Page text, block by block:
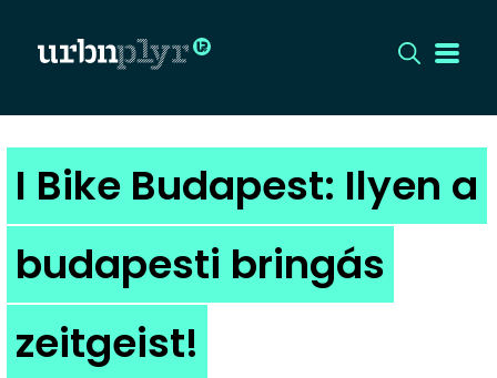
CÍMLAP
DIZÁJN
DIVAT
HIP
I Bike Budapest: Ilyen a
budapesti bringás
zeitgeist!